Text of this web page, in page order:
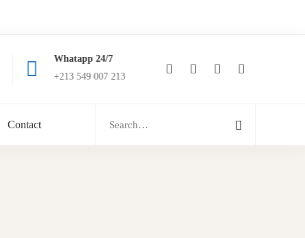
Whatapp 24/7
+213 549 007 213
hello@tab-cs.tech
Contact